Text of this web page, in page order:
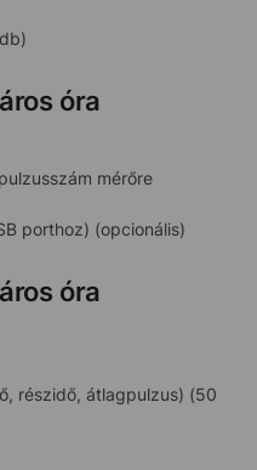
óra
mérőre
porthoz) (opcionális)
óra
részidő, átlagpulzus) (50